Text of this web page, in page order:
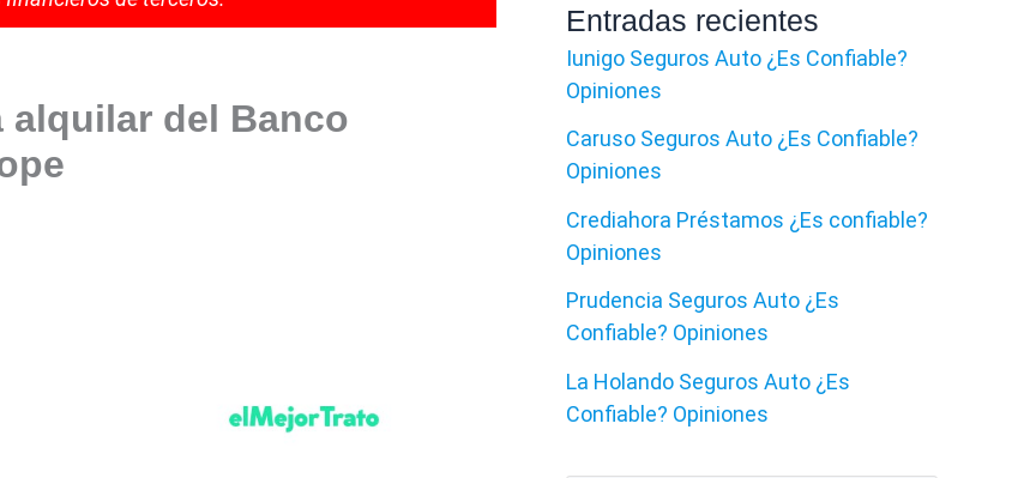
alquilar del Banco
Entradas recientes
Iunigo Seguros Auto ¿Es Confiable?
Opiniones
Caruso Seguros Auto ¿Es Confiable?
Opiniones
Crediahora Préstamos ¿Es confiable?
Opiniones
Prudencia Seguros Auto ¿Es
Confiable? Opiniones
La Holando Seguros Auto ¿Es
Confiable? Opiniones